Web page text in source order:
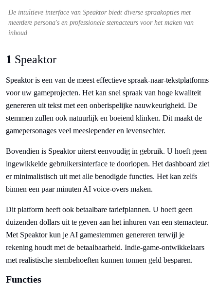
De intuïtieve interface van Speaktor biedt diverse spraakopties met
meerdere persona's en professionele stemacteurs voor het maken van
inhoud
1 Speaktor
Speaktor is een van de meest effectieve spraak-naar-tekstplatforms
voor uw gameprojecten. Het kan snel spraak van hoge kwaliteit
genereren uit tekst met een onberispelijke nauwkeurigheid. De
stemmen zullen ook natuurlijk en boeiend klinken. Dit maakt de
gamepersonages veel meeslepender en levensechter.
Bovendien is Speaktor uiterst eenvoudig in gebruik. U hoeft geen
ingewikkelde gebruikersinterface te doorlopen. Het dashboard ziet
er minimalistisch uit met alle benodigde functies. Het kan zelfs
binnen een paar minuten AI voice-overs maken.
Dit platform heeft ook betaalbare tariefplannen. U hoeft geen
duizenden dollars uit te geven aan het inhuren van een stemacteur.
Met Speaktor kun je AI gamestemmen genereren terwijl je
rekening houdt met de betaalbaarheid. Indie-game-ontwikkelaars
met realistische stembehoeften kunnen tonnen geld besparen.
Functies